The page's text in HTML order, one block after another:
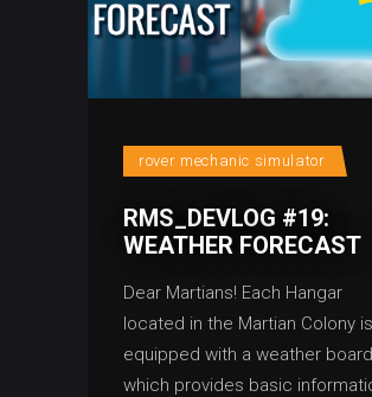
rover mechanic simulator
RMS_DEVLOG #19:
WEATHER FORECAST
Dear Martians! Each Hangar
located in the Martian Colony is
equipped with a weather
which provides basic